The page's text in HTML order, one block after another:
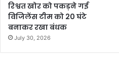
रिश्वत खोर को पकड़ने गई
विजिलेंस टीम को 20 घंटे
बनाकर रखा बंधक
July 30, 2026